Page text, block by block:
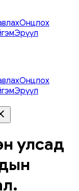
Онцлох
Эрүүл
Онцлох
Эрүүл
улсад